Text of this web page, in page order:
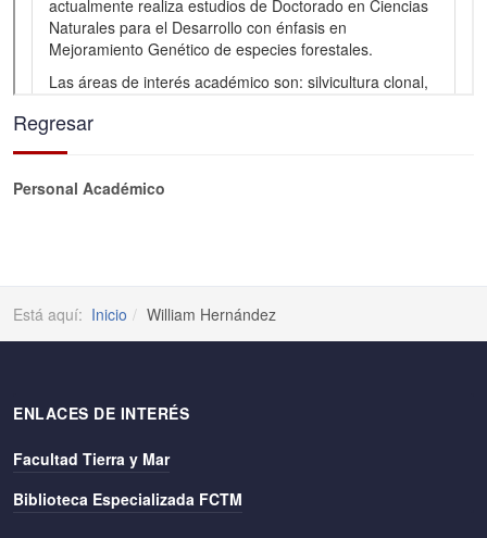
Regresar
Personal Académico
Está aquí: Inicio William Hernández
ENLACES DE INTERÉS
Facultad Tierra y Mar
Biblioteca Especializada FCTM